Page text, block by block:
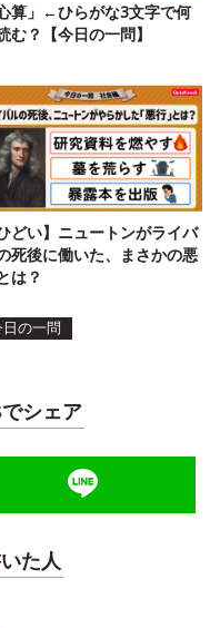
心算」←ひらがな3文字で何
む？【今日の一問】
ひどい】ニュートンがライバ
死後に働いた、まさかの悪
は？
日の一問
シェア
た人